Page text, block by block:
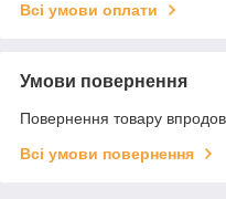
Всі умови оплати
Умови повернення
Повернення товару
Всі умови повернення